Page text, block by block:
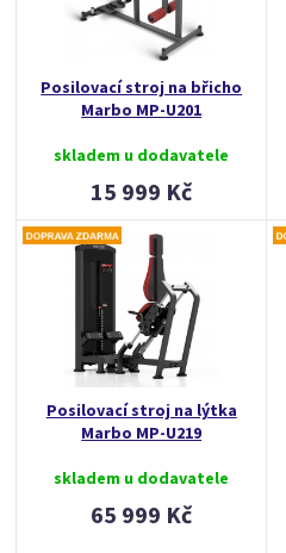
Posilovací stroj na břicho
Marbo MP-U201
skladem u dodavatele
15 999 Kč
Posilovací stroj na lýtka
Marbo MP-U219
skladem u dodavatele
65 999 Kč